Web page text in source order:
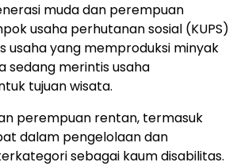
muda dan perempuan
usaha perhutanan sosial (KUPS)
usaha yang memproduksi minyak
sedang merintis usaha
tujuan wisata.
perempuan rentan, termasuk
dalam pengelolaan dan
sebagai kaum disabilitas.